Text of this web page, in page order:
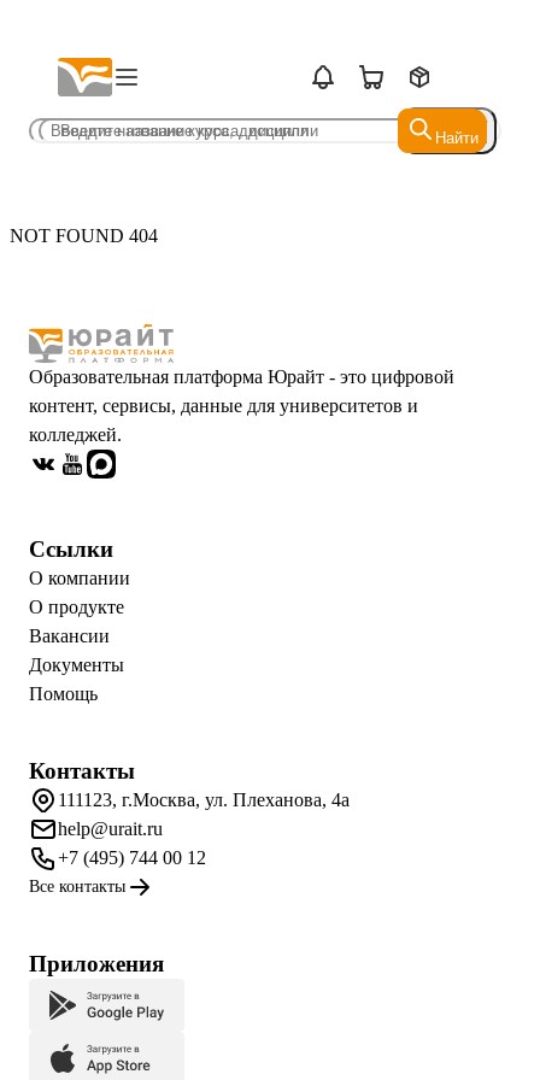
Найти
Найти
NOT FOUND 404
Образовательная платформа Юрайт - это цифровой
контент, сервисы, данные для университетов и
колледжей.
Ссылки
О компании
О продукте
Вакансии
Документы
Помощь
Контакты
111123, г.Москва, ул. Плеханова, 4а
help@urait.ru
+7 (495) 744 00 12
Все контакты
Приложения